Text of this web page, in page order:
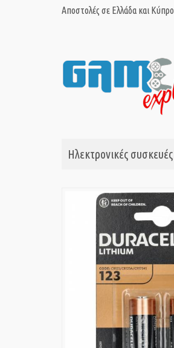
Αποστολές σε Ελλάδα και Κύπρο
Ηλεκτρονικές συσκευές